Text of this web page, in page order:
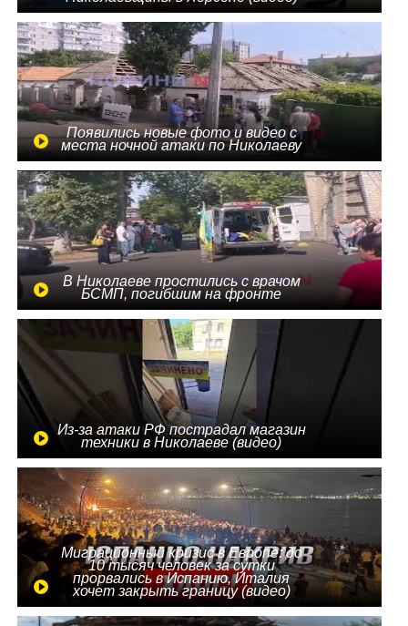
Появились новые фото и видео с
места ночной атаки по Николаеву
В Николаеве простились с врачом
БСМП, погибшим на фронте
Из-за атаки РФ пострадал магазин
техники в Николаеве (видео)
Миграционный кризис в Европе: до
10 тысяч человек за сутки
прорвались в Испанию, Италия
хочет закрыть границу (видео)